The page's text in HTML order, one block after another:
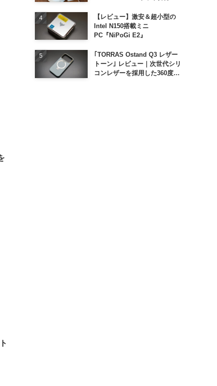
【レビュー】激安＆超小型の
Intel N150搭載ミニ
PC『NiPoGi E2』
｢TORRAS Ostand Q3 レザー
トーン｣ レビュー｜次世代シリ
コンレザーを採用した360度回